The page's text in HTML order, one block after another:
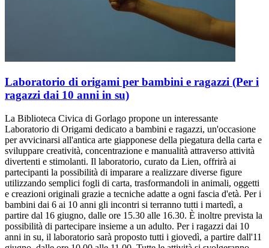
Laboratorio di origami per bambini e ragazzi (Per i
ragazzi dai 10 anni in su)
La Biblioteca Civica di Gorlago propone un interessante
Laboratorio di Origami dedicato a bambini e ragazzi, un'occasione
per avvicinarsi all'antica arte giapponese della piegatura della carta e
sviluppare creatività, concentrazione e manualità attraverso attività
divertenti e stimolanti. Il laboratorio, curato da Lien, offrirà ai
partecipanti la possibilità di imparare a realizzare diverse figure
utilizzando semplici fogli di carta, trasformandoli in animali, oggetti
e creazioni originali grazie a tecniche adatte a ogni fascia d'età. Per i
bambini dai 6 ai 10 anni gli incontri si terranno tutti i martedì, a
partire dal 16 giugno, dalle ore 15.30 alle 16.30. È inoltre prevista la
possibilità di partecipare insieme a un adulto. Per i ragazzi dai 10
anni in su, il laboratorio sarà proposto tutti i giovedì, a partire dall'11